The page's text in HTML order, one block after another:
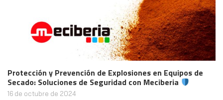
Protección y Prevención de Explosiones en Equipos de
Secado: Soluciones de Seguridad con Meciberia
16 de octubre de 2024